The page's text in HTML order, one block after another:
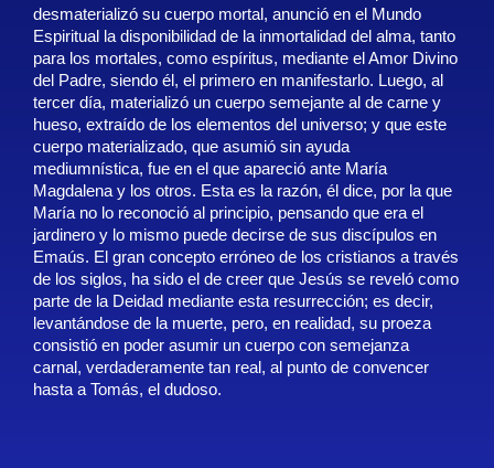
desmaterializó su cuerpo mortal, anunció en el Mundo
Espiritual la disponibilidad de la inmortalidad del alma, tanto
para los mortales, como espíritus, mediante el Amor Divino
del Padre, siendo él, el primero en manifestarlo. Luego, al
tercer día, materializó un cuerpo semejante al de carne y
hueso, extraído de los elementos del universo; y que este
cuerpo materializado, que asumió sin ayuda
mediumnística, fue en el que apareció ante María
Magdalena y los otros. Esta es la razón, él dice, por la que
María no lo reconoció al principio, pensando que era el
jardinero y lo mismo puede decirse de sus discípulos en
Emaús. El gran concepto erróneo de los cristianos a través
de los siglos, ha sido el de creer que Jesús se reveló como
parte de la Deidad mediante esta resurrección; es decir,
levantándose de la muerte, pero, en realidad, su proeza
consistió en poder asumir un cuerpo con semejanza
carnal, verdaderamente tan real, al punto de convencer
hasta a Tomás, el dudoso.